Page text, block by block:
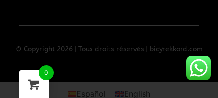
© Copyright 2026 | Tous droits réservés | bicyrekkord.com
0
Español English